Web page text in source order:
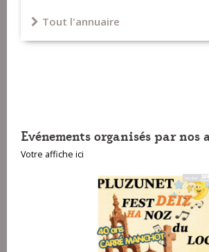
Tout l'annuaire
Evénements organisés par nos
Votre affiche ici